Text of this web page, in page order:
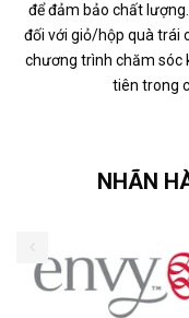
để đảm bảo chất
đối với giỏ/hộp quà trái
chương trình chăm sóc
tiên trong
NHÃN